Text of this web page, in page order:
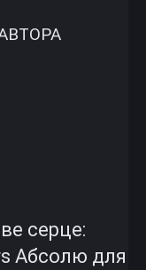
серце:
Абсолю для